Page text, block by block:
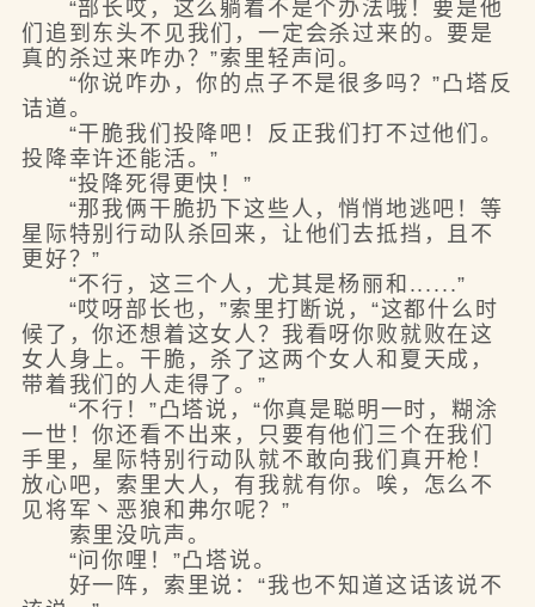
“部长哎，这么躺着不是个办法哦！要是他
们追到东头不见我们，一定会杀过来的。要是
真的杀过来咋办？”索里轻声问。
“你说咋办，你的点子不是很多吗？”凸塔反
诘道。
“干脆我们投降吧！反正我们打不过他们。
投降幸许还能活。”
“投降死得更快！”
“那我俩干脆扔下这些人，悄悄地逃吧！等
星际特别行动队杀回来，让他们去抵挡，且不
更好？”
“不行，这三个人，尤其是杨丽和......”
“哎呀部长也，”索里打断说，“这都什么时
候了，你还想着这女人？我看呀你败就败在这
女人身上。干脆，杀了这两个女人和夏天成，
带着我们的人走得了。”
“不行！”凸塔说，“你真是聪明一时，糊涂
一世！你还看不出来，只要有他们三个在我们
手里，星际特别行动队就不敢向我们真开枪！
放心吧，索里大人，有我就有你。唉，怎么不
见将军丶恶狼和弗尔呢？”
索里没吭声。
“问你哩！”凸塔说。
好一阵，索里说：“我也不知道这话该说不